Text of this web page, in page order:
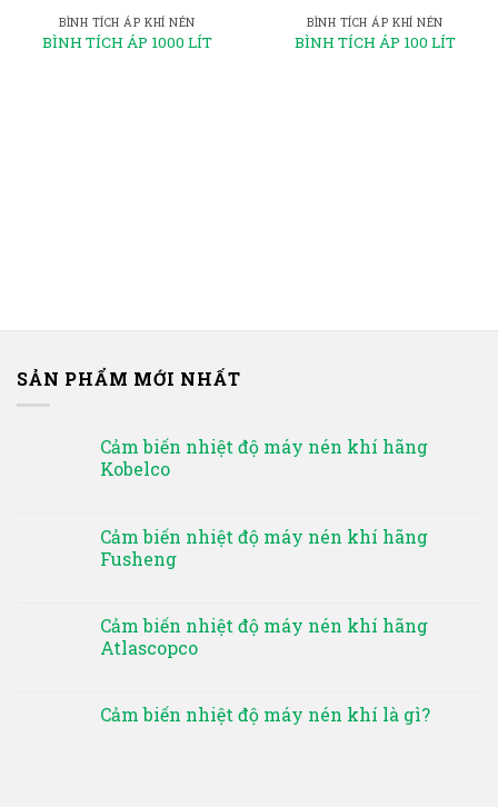
BÌNH TÍCH ÁP KHÍ NÉN
BÌNH TÍCH ÁP 1000 LÍT
BÌNH TÍCH ÁP KHÍ NÉN
BÌNH TÍCH ÁP 100 LÍT
SẢN PHẨM MỚI NHẤT
Cảm biến nhiệt độ máy nén khí hãng
Kobelco
Cảm biến nhiệt độ máy nén khí hãng
Fusheng
Cảm biến nhiệt độ máy nén khí hãng
Atlascopco
Cảm biến nhiệt độ máy nén khí là gì?